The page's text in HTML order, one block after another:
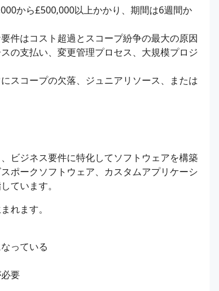
から£500,000以上かかり、期間は6週間か
件はコスト超過とスコープ紛争の最大の原因
の支払い、変更管理プロセス、大規模プロジ
スコープの欠落、ジュニアリソース、または
ビジネス要件に特化してソフトウェアを構築
ポークソフトウェア、カスタムアプリケーシ
ています。
れます。
っている
要